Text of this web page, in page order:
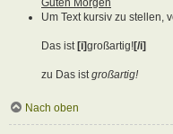
Guten Morgen
Um Text kursiv zu stellen,
Das ist [i]großartig![/i]
zu Das istgroßartig!
Nach oben